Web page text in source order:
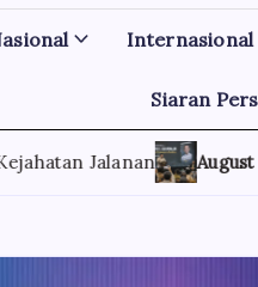
Internasional
Siaran Pers
7, 2026Prabowo